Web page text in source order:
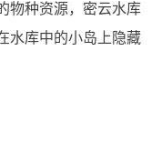
物种资源，密云水库
水库中的小岛上隐藏